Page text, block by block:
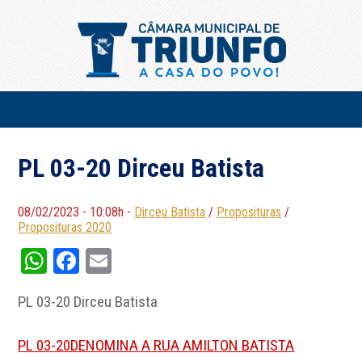
PL 03-20 Dirceu Batista
08/02/2023 - 10:08h - Dirceu Batista / Proposituras /
Proposituras 2020
WhatsApp
Facebook
PL 03-20 Dirceu Batista
PL 03-20DENOMINA A RUA AMILTON BATISTA